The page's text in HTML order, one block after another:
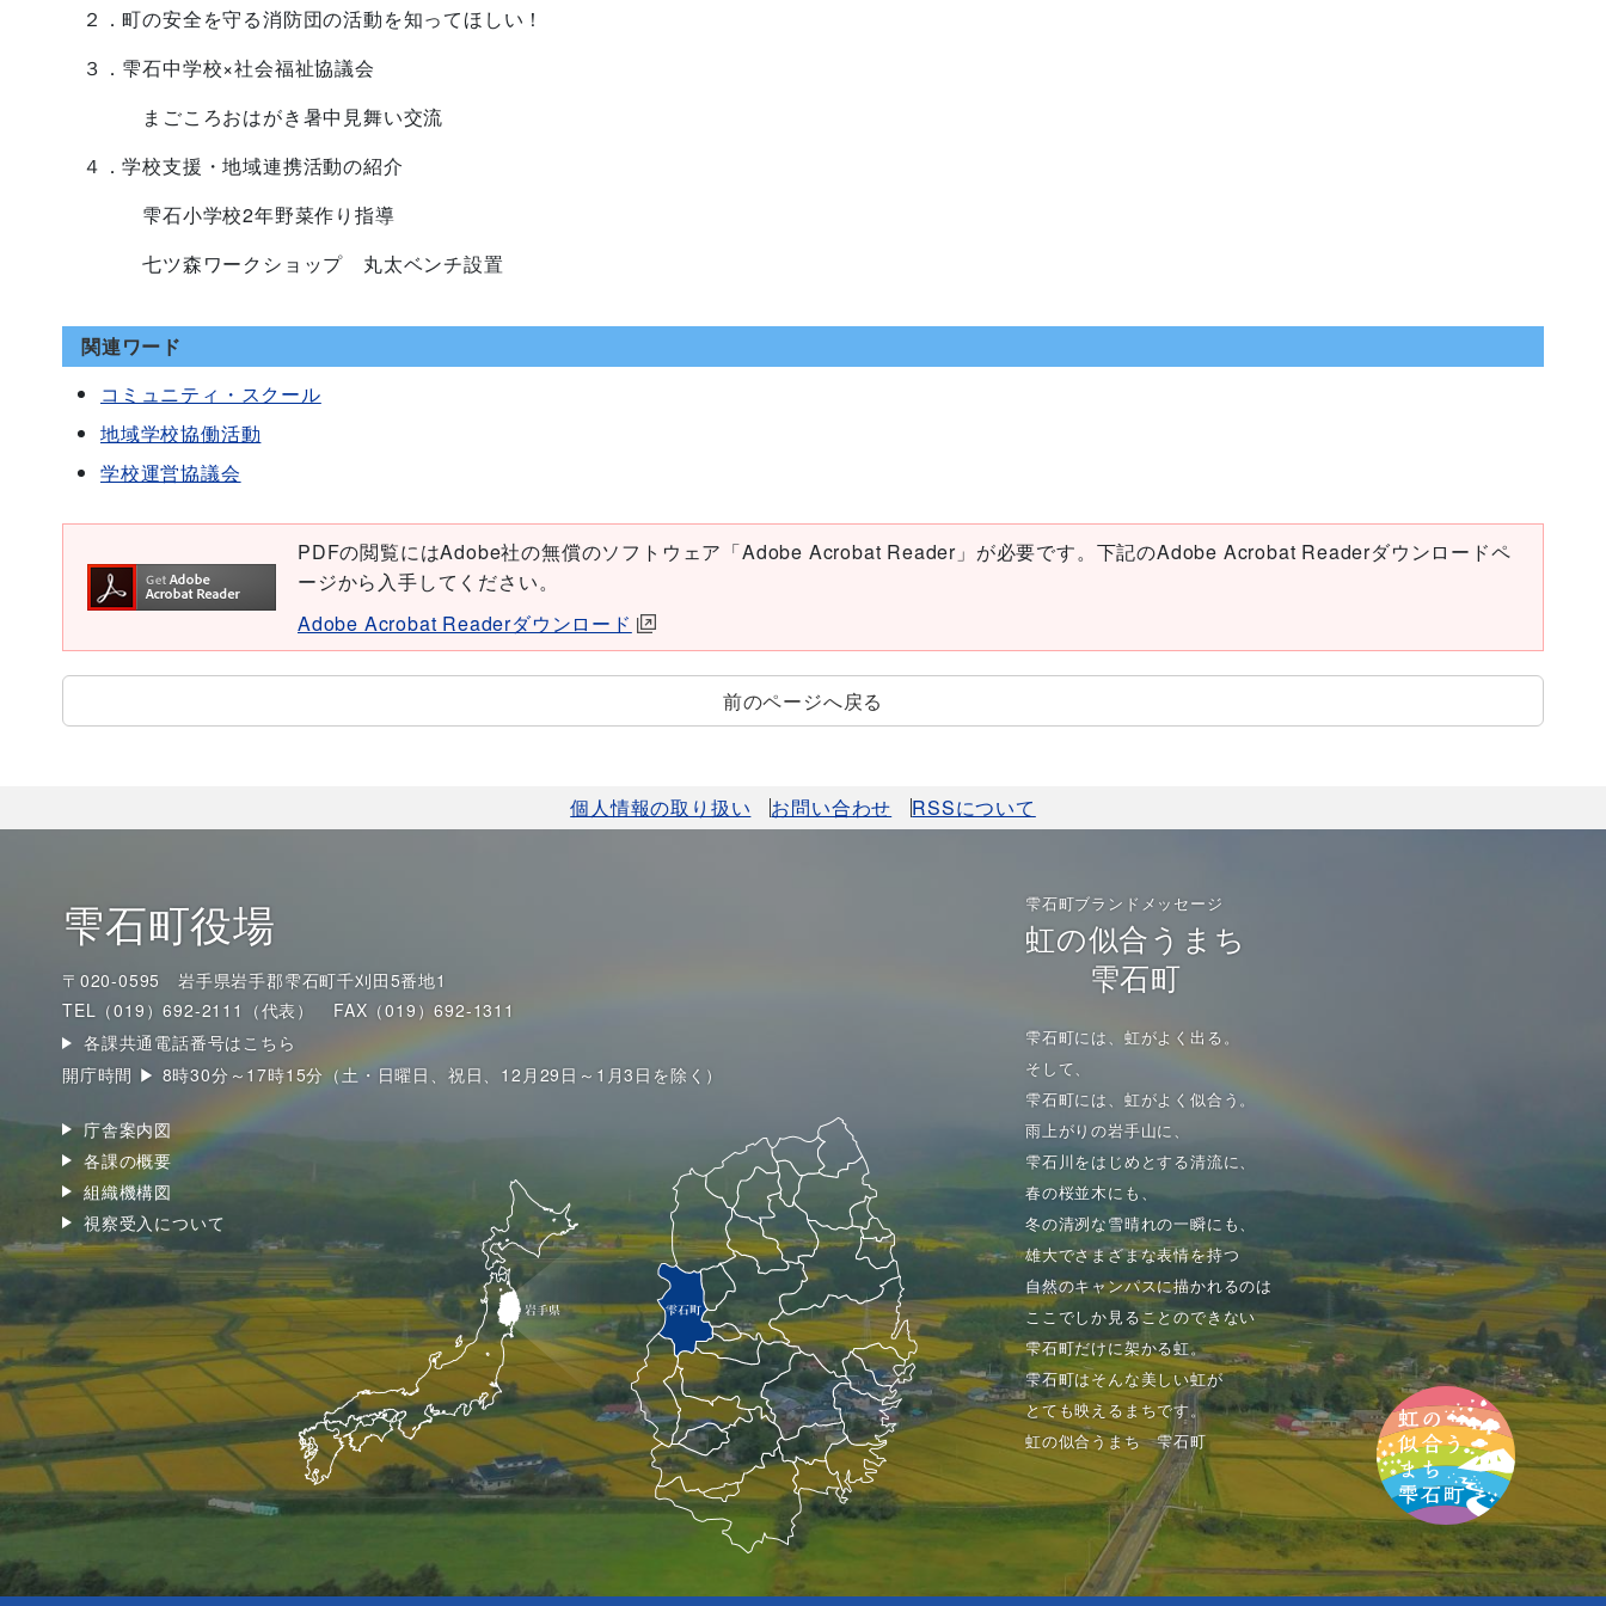
２．町の安全を守る消防団の活動を知ってほしい！
３．雫石中学校×社会福祉協議会
まごころおはがき暑中見舞い交流
４．学校支援・地域連携活動の紹介
雫石小学校2年野菜作り指導
七ツ森ワークショップ 丸太ベンチ設置
関連ワード
コミュニティ・スクール
地域学校協働活動
学校運営協議会
PDFの閲覧にはAdobe社の無償のソフトウェア「Adobe Acrobat Reader」が必要です。下記のAdobe Acrobat Readerダウンロードペ
ージから入手してください。
Adobe Acrobat Readerダウンロード
前のページへ戻る
個人情報の取り扱い お問い合わせ RSSについて
雫石町役場
〒020-0595 岩手県岩手郡雫石町千刈田5番地1
TEL（019）692-2111（代表）
FAX（019）692-1311
各課共通電話番号はこちら
開庁時間 ▶ 8時30分～17時15分（土・日曜日、祝日、12月29日～1月3日を除く）
庁舎案内図
各課の概要
組織機構図
視察受入について
雫石町ブランドメッセージ
虹の似合うまち
雫石町
雫石町には、虹がよく出る。
そして、
雫石町には、虹がよく似合う。
雨上がりの岩手山に、
雫石川をはじめとする清流に、
春の桜並木にも、
冬の清冽な雪晴れの一瞬にも、
雄大でさまざまな表情を持つ
自然のキャンパスに描かれるのは
ここでしか見ることのできない
雫石町だけに架かる虹。
雫石町はそんな美しい虹が
とても映えるまちです。
虹の似合うまち 雫石町